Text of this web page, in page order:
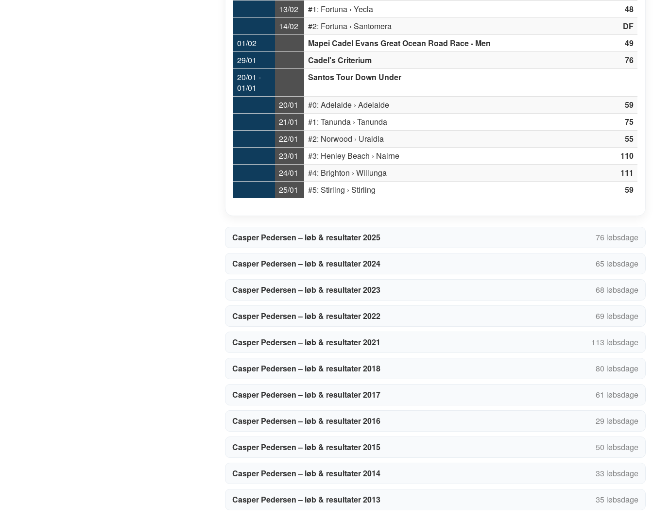
13/02 #1: Fortuna › Yecla
48
14/02
#2: Fortuna › Santomera
DF
01/02
Mapei Cadel Evans Great Ocean Road Race - Men
49
29/01
Cadel's Criterium
76
20/01 -
01/01
Santos Tour Down Under
20/01 #0: Adelaide › Adelaide
59
21/01
#1: Tanunda › Tanunda
75
22/01
#2: Norwood › Uraidla
55
23/01
#3: Henley Beach › Nairne
110
24/01
#4: Brighton › Willunga
111
25/01
#5: Stirling › Stirling 59
Casper Pedersen – løb & resultater 2025 76 løbsdage
Casper Pedersen – løb & resultater 2024 65 løbsdage
Casper Pedersen – løb & resultater 2023 68 løbsdage
Casper Pedersen – løb & resultater 2022 69 løbsdage
Casper Pedersen – løb & resultater 2021 113 løbsdage
Casper Pedersen – løb & resultater 2018 80 løbsdage
Casper Pedersen – løb & resultater 2017 61 løbsdage
Casper Pedersen – løb & resultater 2016 29 løbsdage
Casper Pedersen – løb & resultater 2015 50 løbsdage
Casper Pedersen – løb & resultater 2014 33 løbsdage
Casper Pedersen – løb & resultater 2013 35 løbsdage